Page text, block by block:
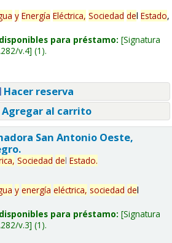
y Energía Eléctrica, Sociedad del Estado,
para préstamo: Signatura
v.4 (1).
Hacer reserva
Agregar al carrito
San Antonio Oeste,
Sociedad del Estado.
y energía eléctrica, sociedad del
para préstamo: Signatura
v.3 (1).